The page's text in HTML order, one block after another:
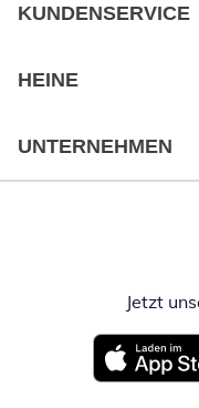
KUNDENSERVICE
HEINE
UNTERNEHMEN
Jetzt
Öffnet in